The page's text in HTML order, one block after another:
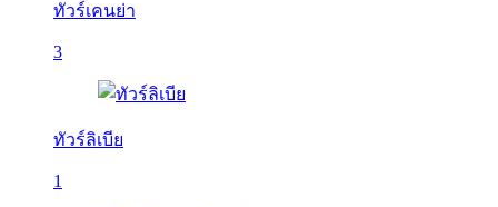
ทัวร์เคนย่า
3
ทัวร์ลิเบีย
1